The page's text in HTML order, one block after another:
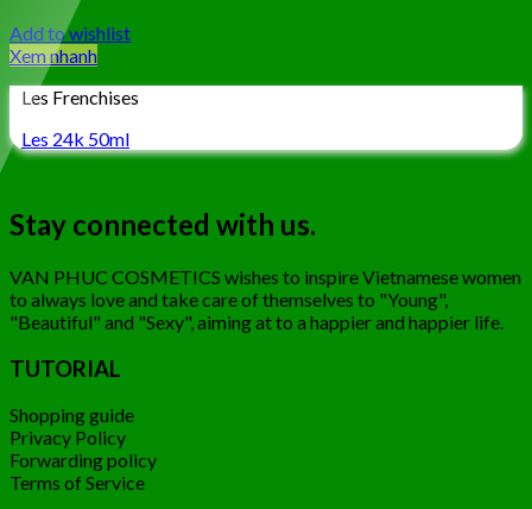
Add to wishlist
Xem nhanh
Les Frenchises
Les 24k 50ml
Stay connected with us.
VAN PHUC COSMETICS wishes to inspire Vietnamese women
to always love and take care of themselves to "Young",
"Beautiful" and "Sexy", aiming at to a happier and happier life.
TUTORIAL
Shopping guide
Privacy Policy
Forwarding policy
Terms of Service